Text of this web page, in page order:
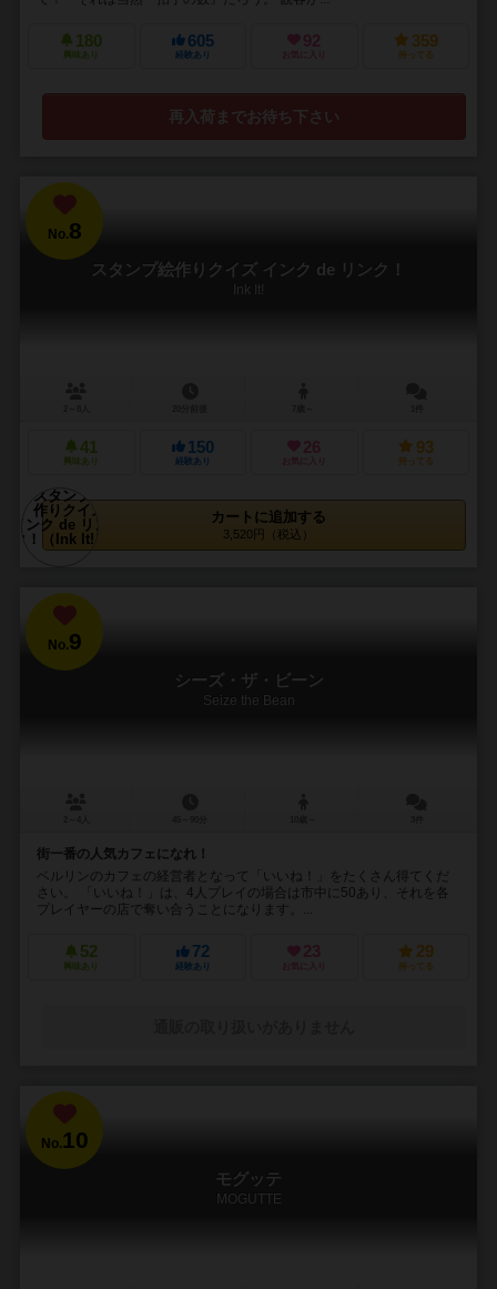
180
興味あり
605
経験あり
92
お気に入り
359
持ってる
再入荷までお待ち下さい
No.8
スタンプ絵作りクイズ インク de リンク！
Ink It!
41
興味あり
150
経験あり
26
お気に入り
93
持ってる
カートに追加する
3,520円（税込）
No.9
シーズ・ザ・ビーン
Seize the Bean
街一番の人気カフェになれ！
ベルリンのカフェの経営者となって「いいね！」をたくさん得てくだ
さい。 「いいね！」は、4人プレイの場合は市中に50あり、それを各
プレイヤーの店で奪い合うことになります。...
52
興味あり
72
経験あり
23
お気に入り
29
持ってる
No. 10
モグッテ
MOGUTTE